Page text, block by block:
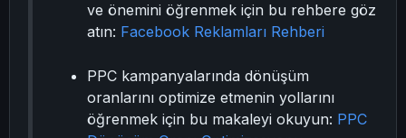
ve önemini öğrenmek için bu rehbere göz
atın: Facebook Reklamları Rehberi
PPC kampanyalarında dönüşüm
oranlarını optimize etmenin yollarını
öğrenmek için bu makaleyi okuyun: PPC